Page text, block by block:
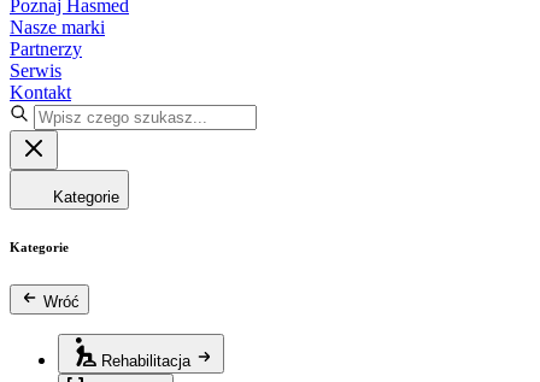
Poznaj Hasmed
Nasze marki
Partnerzy
Serwis
Kontakt
Kategorie
Kategorie
Wróć
Rehabilitacja